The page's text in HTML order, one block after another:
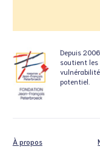
Depuis
soutient
potentiel.
À propos